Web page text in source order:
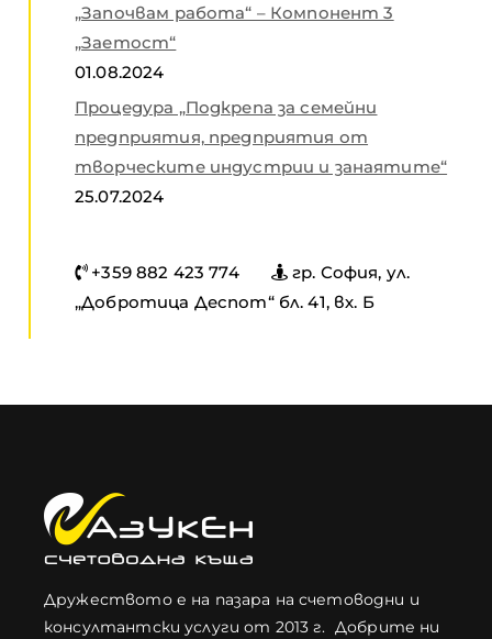
„Започвам работа“ – Компонент 3
„Заетост“
01.08.2024
Процедура „Подкрепа за семейни
предприятия, предприятия от
творческите индустрии и занаятите“
25.07.2024
+359 882 423 774
гр. София, ул.
„Добротица Деспот“ бл. 41, вх. Б
Дружеството е на пазара на счетоводни и
консултантски услуги от 2013 г. Добрите ни